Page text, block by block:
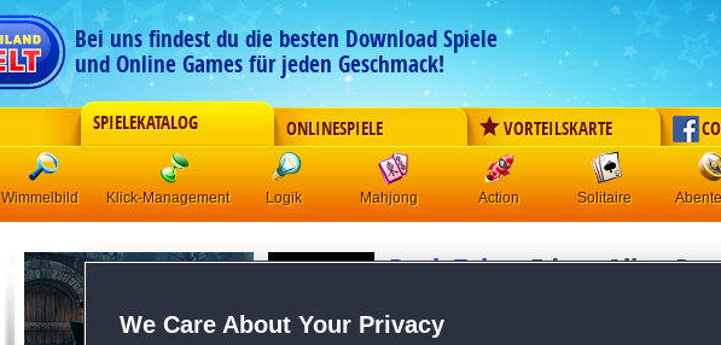
Bei uns findest du die besten Download Spiele
und Online Games für jeden Geschmack!
SPIELEKATALOG ONLINESPIELE VORTEILSKARTE
Wimmelbild Klick-Management Logik Mahjong Action Solitaire
Dark Tales:Edgar Allan
das Pendel Sammleredition
Originaltitel:
Dark Tales: Edgar Allan Poe's The
We Care About Your Privacy